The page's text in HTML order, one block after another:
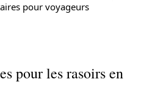
pour voyageurs
pour les rasoirs en